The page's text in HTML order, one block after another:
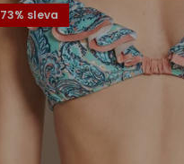
73% sleva